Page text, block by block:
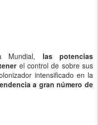
Mundial, las potencias
el control de sobre sus
intensificado en la
a gran número de